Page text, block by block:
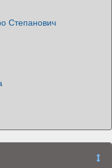
Степанович